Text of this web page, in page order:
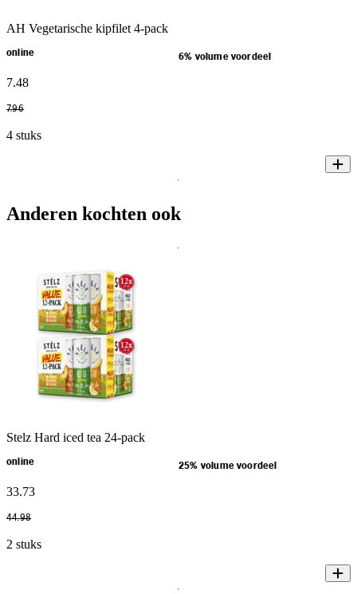
AH Vegetarische kipfilet 4-pack
online 6% volume voordeel
7.48
7.96
4 stuks
Anderen kochten ook
Stelz Hard iced tea 24-pack
online 25% volume voordeel
33.73
44.98
2 stuks